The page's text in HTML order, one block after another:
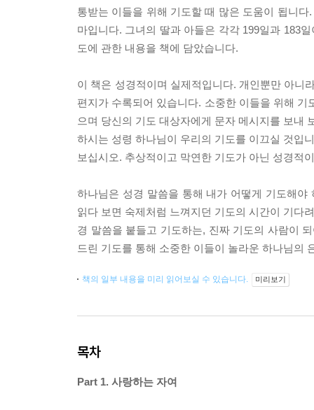
통받는 이들을 위해 기도할 때 많은 도움이 됩니
마입니다. 그녀의 딸과 아들은 각각 199일과 183
도에 관한 내용을 책에 담았습니다.
이 책은 성경적이며 실제적입니다. 개인뿐만 아니
편지가 수록되어 있습니다. 소중한 이들을 위해
으며 당신의 기도 대상자에게 문자 메시지를 보내
하시는 성령 하나님이 우리의 기도를 이끄실 것입
보십시오. 추상적이고 막연한 기도가 아닌 성경적
하나님은 성경 말씀을 통해 내가 어떻게 기도해
읽다 보면 숙제처럼 느껴지던 기도의 시간이 기다
경 말씀을 붙들고 기도하는, 진짜 기도의 사람이
드린 기도를 통해 소중한 이들이 놀라운 하나님의
책의 일부 내용을 미리 읽어보실 수 있습니다. 미리보기
목차
Part 1. 사랑하는 자여